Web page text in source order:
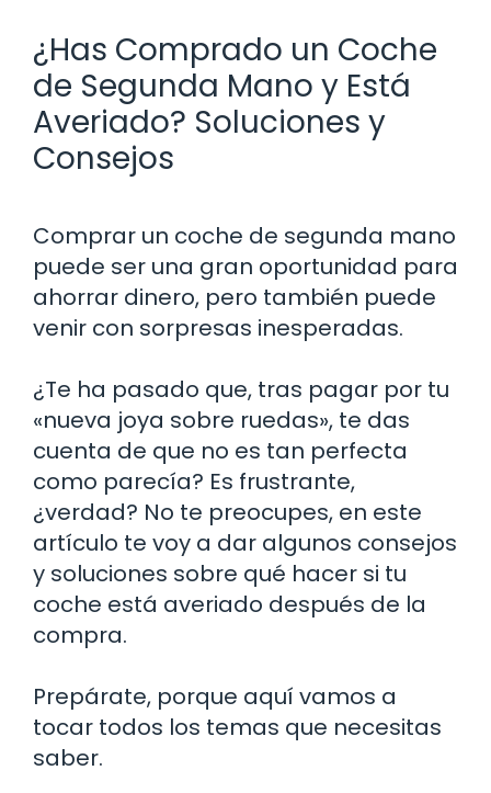
¿Has Comprado un Coche
de Segunda Mano y Está
Averiado? Soluciones y
Consejos
Comprar un coche de segunda mano
puede ser una gran oportunidad para
ahorrar dinero, pero también puede
venir con sorpresas inesperadas.
¿Te ha pasado que, tras pagar por tu
«nueva joya sobre ruedas», te das
cuenta de que no es tan perfecta
como parecía? Es frustrante,
¿verdad? No te preocupes, en este
artículo te voy a dar algunos consejos
y soluciones sobre qué hacer si tu
coche está averiado después de la
compra.
Prepárate, porque aquí vamos a
tocar todos los temas que necesitas
saber.